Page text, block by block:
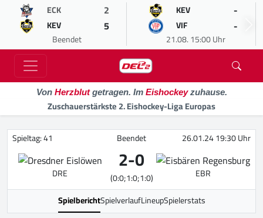
ECK 2
KEV 5
Beendet
KEV -
VIF -
21.08. 15:00 Uhr
Von Herzblutgetragen. Im Eishockeyzuhause.
Zuschauerstärkste 2. Eishockey-Liga Europas
Spieltag: 41 Beendet 26.01.24 19:30 Uhr
DRE 2-0
(0:0;1:0;1:0)
EBR
SpielberichtSpielverlaufLineupSpielerstats